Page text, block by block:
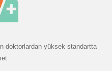
doktorlardan yüksek standartta